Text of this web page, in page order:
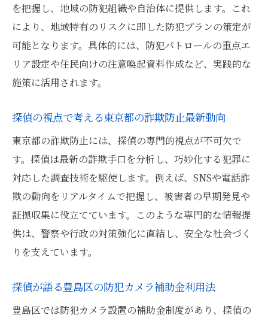
ート
探偵を活用した安心生活への近道とは何か
豊島区の防犯情報を活かす暮らしのヒント
探偵が伝授する豊島区防犯情報の効果的な
活用法
防犯カメラ補助金など行政サービスの賢い
詐欺対策に役立つ探偵の情報収集術を紹介
安心な暮らしに欠かせない防犯メールの活
用方法
探偵が推奨する防犯対策と日常生活の工夫
行政サービスと探偵活用で安全な日々へ
豊島区行政サービスと探偵の連携が生む安
防犯強化に探偵を活用する具体的なステッ
プ
を把握し、地域の防犯組織や自治体に提供します。これ
により、地域特有のリスクに即した防犯プランの策定が
可能となります。具体的には、防犯パトロールの重点エ
リア設定や住民向けの注意喚起資料作成など、実践的な
施策に活用されます。
探偵の視点で考える東京都の詐欺防止最新動向
東京都の詐欺防止には、探偵の専門的視点が不可欠で
す。探偵は最新の詐欺手口を分析し、巧妙化する犯罪に
対応した調査技術を駆使します。例えば、SNSや電話詐
欺の動向をリアルタイムで把握し、被害者の早期発見や
証拠収集に役立てています。このような専門的な情報提
供は、警察や行政の対策強化に直結し、安全な社会づく
りを支えています。
探偵が語る豊島区の防犯カメラ補助金利用法
豊島区では防犯カメラ設置の補助金制度があり、探偵の